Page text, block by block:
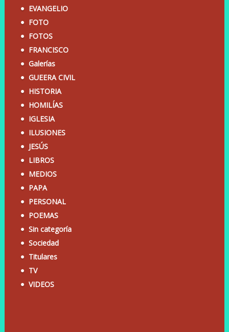
EVANGELIO
FOTO
FOTOS
FRANCISCO
Galerías
GUEERA CIVIL
HISTORIA
HOMILÍAS
IGLESIA
ILUSIONES
JESÚS
LIBROS
MEDIOS
PAPA
PERSONAL
POEMAS
Sin categoría
Sociedad
Titulares
TV
VIDEOS